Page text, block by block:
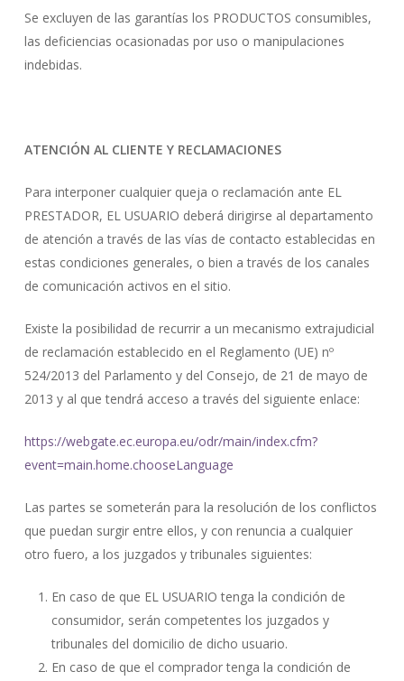
Se excluyen de las garantías los PRODUCTOS consumibles,
las deficiencias ocasionadas por uso o manipulaciones
indebidas.
ATENCIÓN AL CLIENTE Y RECLAMACIONES
Para interponer cualquier queja o reclamación ante EL
PRESTADOR, EL USUARIO deberá dirigirse al departamento
de atención a través de las vías de contacto establecidas en
estas condiciones generales, o bien a través de los canales
de comunicación activos en el sitio.
Existe la posibilidad de recurrir a un mecanismo extrajudicial
de reclamación establecido en el Reglamento (UE) nº
524/2013 del Parlamento y del Consejo, de 21 de mayo de
2013 y al que tendrá acceso a través del siguiente enlace:
https://webgate.ec.europa.eu/odr/main/index.cfm?
event=main.home.chooseLanguage
Las partes se someterán para la resolución de los conflictos
que puedan surgir entre ellos, y con renuncia a cualquier
otro fuero, a los juzgados y tribunales siguientes:
En caso de que EL USUARIO tenga la condición de
consumidor, serán competentes los juzgados y
tribunales del domicilio de dicho usuario.
En caso de que el comprador tenga la condición de